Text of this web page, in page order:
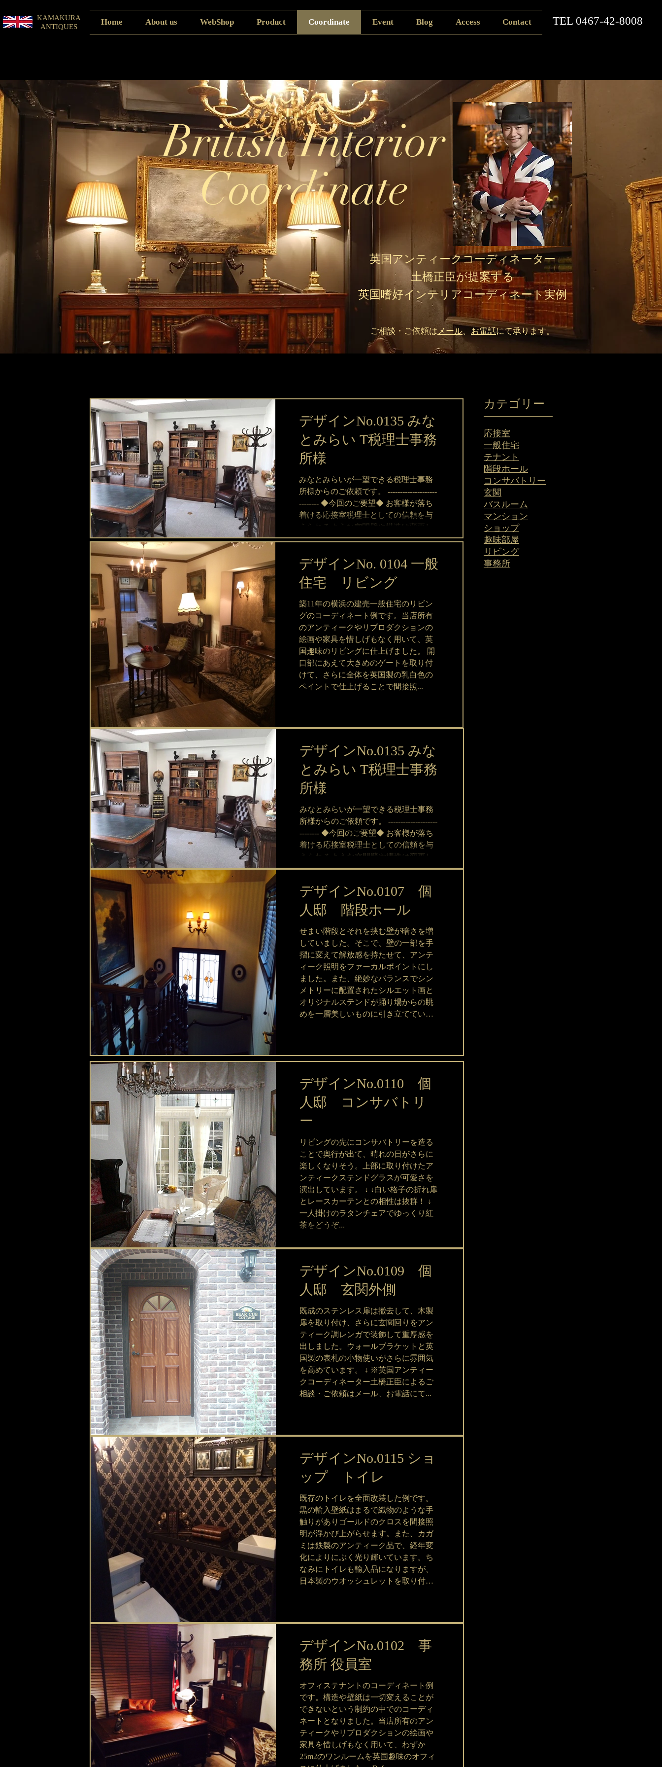
KAMAKURA
ANTIQUES
Home About us WebShop Product Coordinate Event Blog Access Contact ​TEL 0467-42-8008
イベント情報
British Interior
Coordinate
英国アンティークコーディネーター
土橋正臣が提案する​
英国嗜好インテリアコーディネート実例
ご相談・ご依頼はメール、 お電話にて承ります。
デザインNo.0135 みな
とみらい T税理士事務
所様
みなとみらいが一望できる税理士事務
所様からのご依頼です。 --------------------
-------- ◆今回のご要望◆ お客様が落ち
着ける応接室税理士としての信頼を与
えられるような空間壁や構造は変更し
ないで家具コーディネートのみ -----------
カテゴリー
応接室
一般住宅
テナント
階段ホール
コンサバトリー
玄関
バスルーム
マンション
ショップ
趣味部屋
リビング
​事務所
デザインNo. 0104 一般
住宅 リビング
築11年の横浜の建売一般住宅のリビン
グのコーディネート例です。当店所有
のアンティークやリプロダクションの
絵画や家具を惜しげもなく用いて、英
国趣味のリビングに仕上げました。 開
口部にあえて大きめのゲートを取り付
けて、さらに全体を英国製の乳白色の
ペイントで仕上げることで間接照...
デザインNo.0135 みな
とみらい T税理士事務
所様
みなとみらいが一望できる税理士事務
所様からのご依頼です。 --------------------
-------- ◆今回のご要望◆ お客様が落ち
着ける応接室税理士としての信頼を与
えられるような空間壁や構造は変更し
ないで家具コーディネートのみ -----------
デザインNo.0107 個
人邸 階段ホール
せまい階段とそれを挟む壁が暗さを増
していました。そこで、壁の一部を手
摺に変えて解放感を持たせて、アンテ
ィーク照明をファーカルポイントにし
ました。また、絶妙なバランスでシン
メトリーに配置されたシルエット画と
オリジナルステンドが踊り場からの眺
めを一層美しいものに引き立てていま
デザインNo.0110 個
人邸 コンサバトリ
ー
リビングの先にコンサバトリーを造る
ことで奥行が出て、晴れの日がさらに
楽しくなりそう。上部に取り付けたア
ンティークステンドグラスが可愛さを
演出しています。 ↓ ↓白い格子の折れ扉
とレースカーテンとの相性は抜群！ ↓
一人掛けのラタンチェアでゆっくり紅
茶をどうぞ...
デザインNo.0109 個
人邸 玄関外側
既成のステンレス扉は撤去して、木製
扉を取り付け、さらに玄関回りをアン
ティーク調レンガで装飾して重厚感を
出しました。ウォールブラケットと英
国製の表札の小物使いがさらに雰囲気
を高めています。 ↓ ※英国アンティー
クコーディネーター土橋正臣によるご
相談・ご依頼はメール、お電話にて...
デザインNo.0115 ショ
ップ トイレ
既存のトイレを全面改装した例です。
黒の輸入壁紙はまるで織物のような手
触りがありゴールドのクロスを間接照
明が浮かび上がらせます。また、カガ
ミは鉄製のアンティーク品で、経年変
化によりにぶく光り輝いています。ち
なみにトイレも輸入品になりますが、
日本製のウオッシュレットを取り付け
デザインNo.0102 事
務所 役員室
オフィステナントのコーディネート例
です。構造や壁紙は一切変えることが
できないという制約の中でのコーディ
ネートとなりました。当店所有のアン
ティークやリプロダクションの絵画や
家具を惜しげもなく用いて、わずか
25m2のワンルームを英国趣味のオフィ